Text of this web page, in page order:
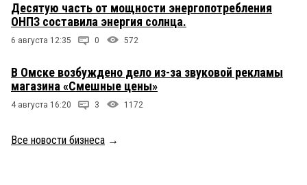
Десятую часть от мощности энергопотребления
ОНПЗ составила энергия солнца.
6 августа 12:35 0 572
В Омске возбуждено дело из-за звуковой рекламы
магазина «Смешные цены»
4 августа 16:20 3 1172
Все новости бизнеса →